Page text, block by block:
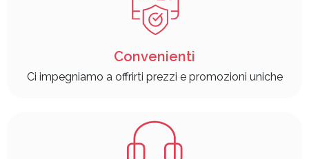
Convenienti
Ci impegniamo a offrirti prezzi e promozioni uniche